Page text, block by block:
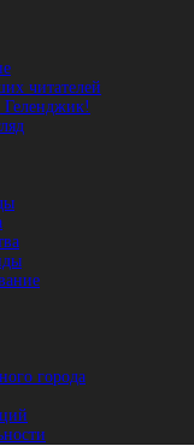
читателей
города